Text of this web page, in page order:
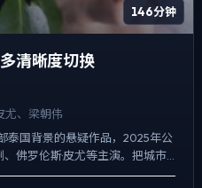
146分钟
清晰度切换
尤、梁朝伟
泰国背景的悬疑作品，2025年公
佛罗伦斯·皮尤等主演。把城市
，真相...